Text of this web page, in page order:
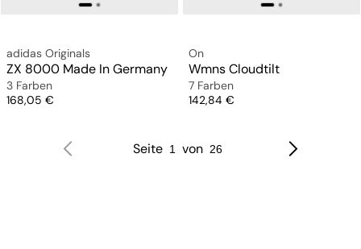
adidas Originals
ZX 8000 Made In Germany
3 Farben
Preis
168,05 €
On
Wmns Cloudtilt
7 Farben
Preis
142,84 €
Seite 1 von 26